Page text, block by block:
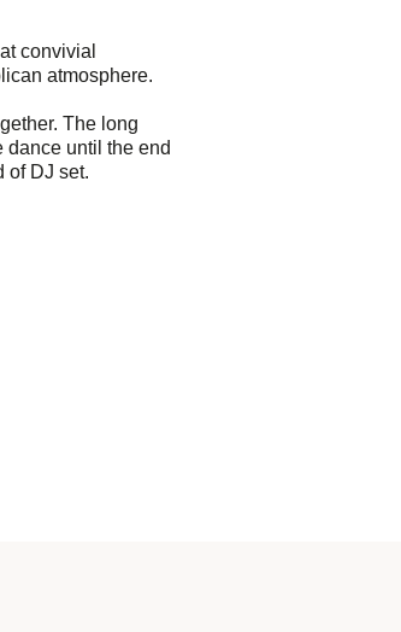
convivial
atmosphere.
The long
until the end
of DJ set.